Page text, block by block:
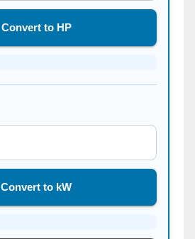
Convert to HP
Convert to kW